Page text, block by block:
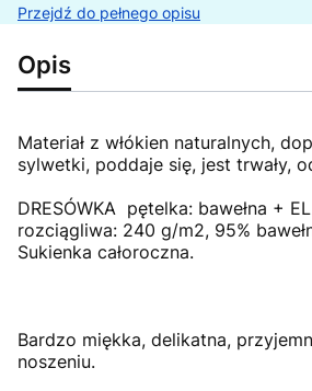
Przejdź do pełnego opisu
Opis
Materiał z włókien naturalnych,
sylwetki, poddaje się, jest trwały,
DRESÓWKA pętelka: bawełna +
rozciągliwa: 240 g/m2, 95%
Sukienka całoroczna.
Bardzo miękka, delikatna,
noszeniu.